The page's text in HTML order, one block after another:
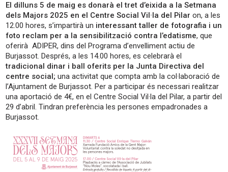
El dilluns 5 de maig es donarà el tret d’eixida a la Setmana
dels Majors 2025 en el Centre Social Vil·la del Pilar on, a les
12.00 hores, s’impartirà un interessant taller de fotografia i un
foto reclam per a la sensibilització contra l’edatisme, que
oferirà ADIPER, dins del Programa d’envelliment actiu de
Burjassot. Després, a les 14.00 hores, es celebrarà el
tradicional dinar i ball oferits per la Junta Directiva del
centre social; una activitat que compta amb la col·laboració de
l’Ajuntament de Burjassot. Per a participar és necessari realitzar
una aportació de 4€, en el Centre Social Vil·la del Pilar, a partir del
29 d’abril. Tindran preferència les persones empadronades a
Burjassot.